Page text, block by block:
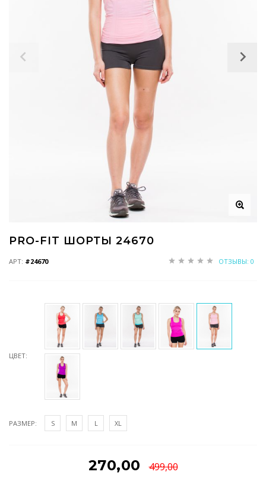
PRO-FIT ШОРТЫ 24670
АРТ: #24670 ОТЗЫВЫ: 0
ЦВЕТ:
РАЗМЕР: S M L XL
270,00 499,00